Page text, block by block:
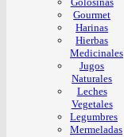
Gourmet
Harinas
Hierbas
Medicinales
Jugos
Naturales
Leches
Vegetales
Legumbres
Mermeladas